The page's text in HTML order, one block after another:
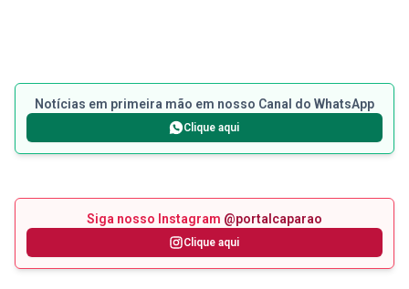
Notícias em primeira mão em nosso Canal do WhatsApp
Clique aqui
Siga nosso Instagram @portalcaparao
Clique aqui